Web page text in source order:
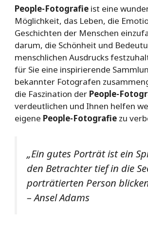
People-Fotografie ist eine
Möglichkeit, das Leben, die
Geschichten der Menschen
darum, die Schönheit und
menschlichen Ausdrucks
für Sie eine inspirierende
bekannter Fotografen
die Faszination der People-
verdeutlichen und Ihnen helfen
eigene People-Fotografie zu
„Ein gutes Porträt ist ein
den Betrachter tief in die
porträtierten Person
– Ansel Adams